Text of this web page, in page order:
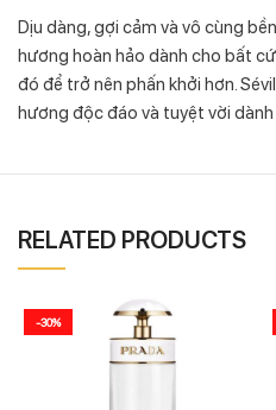
Dịu dàng, gợi cảm và vô cùng
hương hoàn hảo dành cho bất
đó để trở nên phấn khởi hơn.
hương độc đáo và tuyệt vời dành
RELATED PRODUCTS
-30%